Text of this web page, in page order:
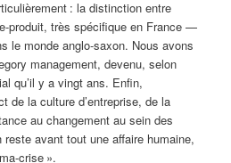
: la distinction entre
produit, très spécifique en France —
le monde anglo-saxon. Nous avons
management, devenu, selon
qu’il y a vingt ans. Enfin,
de la culture d’entreprise, de la
au changement au sein des
avant tout une affaire humaine,
crise ».